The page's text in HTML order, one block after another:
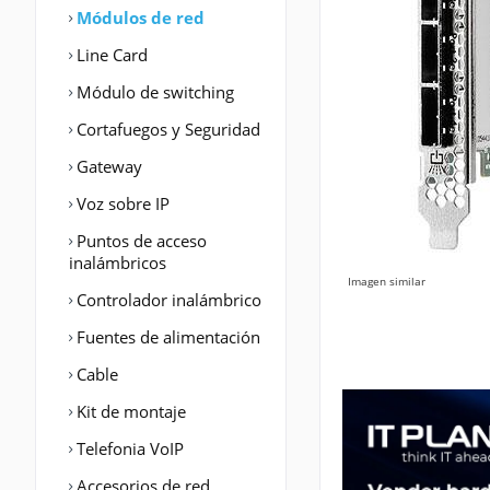
Módulos de red
Line Card
Módulo de switching
Cortafuegos y Seguridad
Gateway
Voz sobre IP
Puntos de acceso
inalámbricos
Controlador inalámbrico
Fuentes de alimentación
Cable
Kit de montaje
Telefonia VoIP
Imagen similar